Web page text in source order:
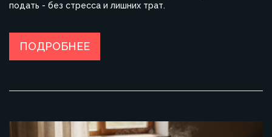
подать - без стресса и лишних трат.
ПОДРОБНЕЕ